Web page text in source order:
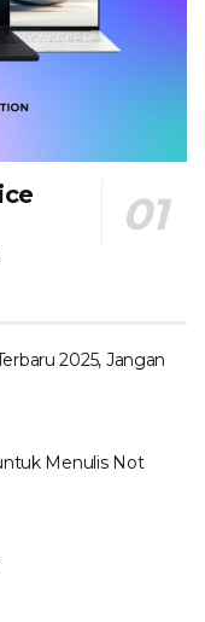
2025, Jangan
Menulis Not